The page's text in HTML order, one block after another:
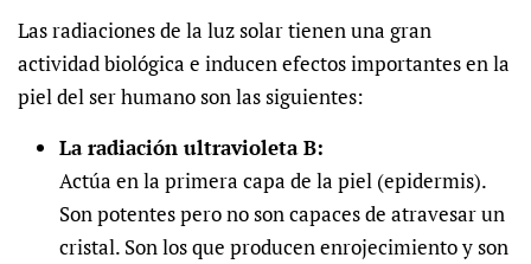
Las radiaciones de la luz solar tienen una gran
actividad biológica e inducen efectos importantes en la
piel del ser humano son las siguientes:
La radiación ultravioleta B:
Actúa en la primera capa de la piel (epidermis).
Son potentes pero no son capaces de atravesar un
cristal. Son los que producen enrojecimiento y son